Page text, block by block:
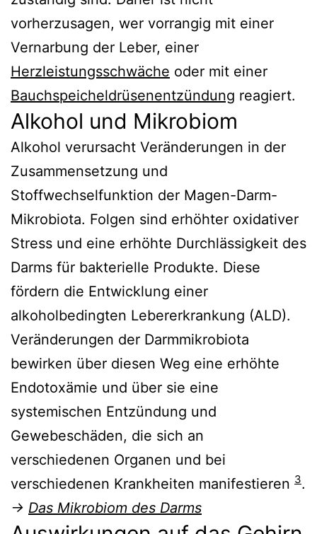
vorherzusagen, wer vorrangig mit einer
Vernarbung der Leber, einer
Herzleistungsschwäche oder mit einer
Bauchspeicheldrüsenentzündung reagiert.
Alkohol und Mikrobiom
Alkohol verursacht Veränderungen in der
Zusammensetzung und
Stoffwechselfunktion der Magen-Darm-
Mikrobiota. Folgen sind erhöhter oxidativer
Stress und eine erhöhte Durchlässigkeit des
Darms für bakterielle Produkte. Diese
fördern die Entwicklung einer
alkoholbedingten Lebererkrankung (ALD).
Veränderungen der Darmmikrobiota
bewirken über diesen Weg eine erhöhte
Endotoxämie und über sie eine
systemischen Entzündung und
Gewebeschäden, die sich an
verschiedenen Organen und bei
verschiedenen Krankheiten manifestieren 3.
→ Das Mikrobiom des Darms